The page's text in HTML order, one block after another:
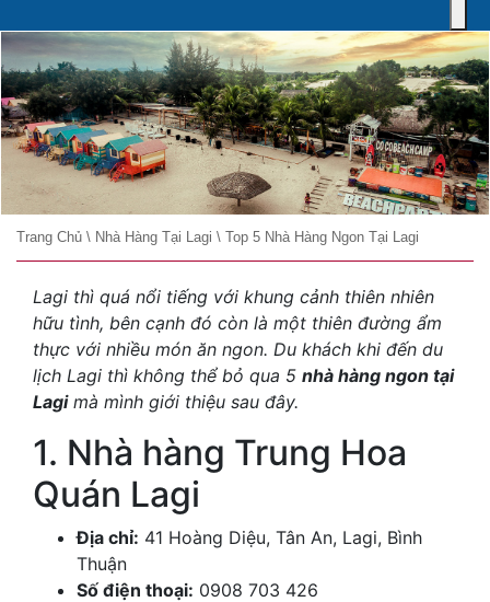
Trang Chủ \ Nhà Hàng Tại Lagi \ Top 5 Nhà Hàng Ngon Tại Lagi
Lagi thì quá nổi tiếng với khung cảnh thiên nhiên
hữu tình, bên cạnh đó còn là một thiên đường ẩm
thực với nhiều món ăn ngon. Du khách khi đến du
lịch Lagi thì không thể bỏ qua 5 nhà hàng ngon tại
Lagimà mình giới thiệu sau đây.
1. Nhà hàng Trung Hoa
Quán Lagi
Địa chỉ: 41 Hoàng Diệu, Tân An, Lagi, Bình
Thuận
Số điện thoại: 0908 703 426